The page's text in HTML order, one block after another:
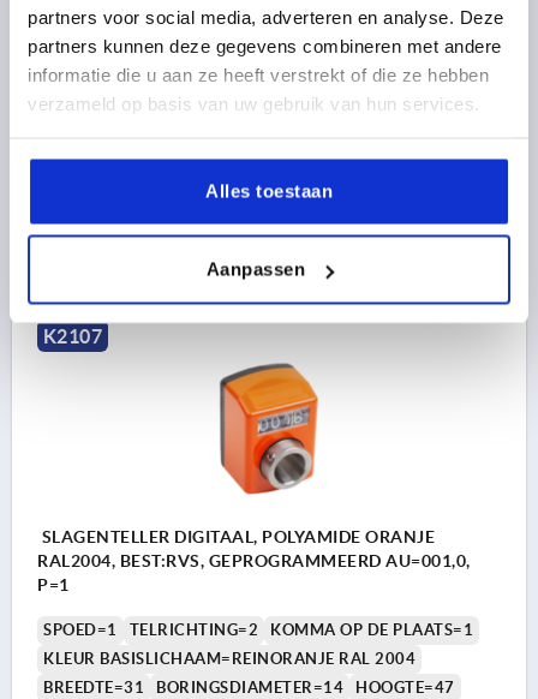
partners voor social media, adverteren en analyse. Deze
partners kunnen deze gegevens combineren met andere
informatie die u aan ze heeft verstrekt of die ze hebben
verzameld op basis van uw gebruik van hun services.
Alles toestaan
Aanpassen
KLEUR BASISLICHAAM=REINORANJE RAL 2004
BREEDTE=31
BORINGSDIAMETER=14
HOOGTE=47
LENGTE=33
MAX. TOERENTAL 1/MIN=500
MONTAGELOCATIE=2
77,91 €
K2107
SLAGENTELLER DIGITAAL, POLYAMIDE ORANJE
RAL2004, BEST:RVS, GEPROGRAMMEERD AU=001,0,
P=1
SPOED=1 TELRICHTING=2
KOMMA OP DE PLAATS=1
KLEUR BASISLICHAAM=REINORANJE RAL 2004
BREEDTE=31
BORINGSDIAMETER=14
HOOGTE=47